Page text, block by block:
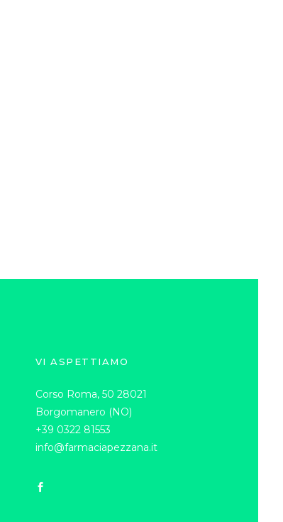
VI ASPETTIAMO
Corso Roma, 50 28021
Borgomanero (NO)
+39 0322 81553
info@farmaciapezzana.it